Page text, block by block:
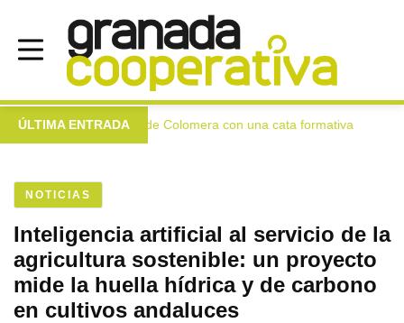
ÚLTIMA ENTRADA
a las mujeres de Colomera con una cata formativa
NOTICIAS
Inteligencia artificial al servicio de la
agricultura sostenible: un proyecto
mide la huella hídrica y de carbono
en cultivos andaluces